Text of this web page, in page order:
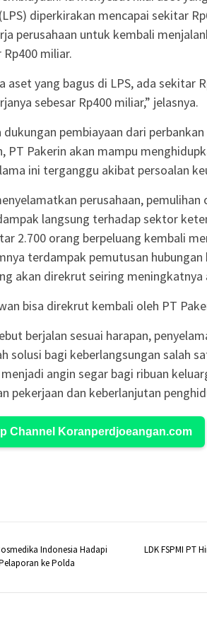
diperkirakan mencapai sekitar
perusahaan untuk kembali
miliar.
aset yang bagus di LPS, ada sekitar
sebesar Rp400 miliar,” jelasnya.
pembiayaan dari
PT Pakerin akan mampu
ini terganggu akibat persoalan
perusahaan, pemulihan
langsung terhadap sektor
2.700 orang berpeluang kembali
terdampak pemutusan hubungan
akan direkrut seiring
bisa direkrut kembali oleh PT
berjalan sesuai harapan,
solusi bagi keberlangsungan salah
angin segar bagi ribuan
pekerjaan dan keberlanjutan
Channel Koranperdjoeangan.com
Indonesia Hadapi
ke Polda
LDK FSPMI PT